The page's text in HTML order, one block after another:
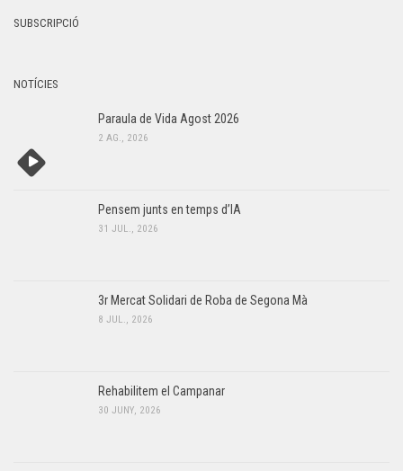
SUBSCRIPCIÓ
NOTÍCIES
Paraula de Vida Agost 2026
2 AG., 2026
Pensem junts en temps d’IA
31 JUL., 2026
3r Mercat Solidari de Roba de Segona Mà
8 JUL., 2026
Rehabilitem el Campanar
30 JUNY, 2026